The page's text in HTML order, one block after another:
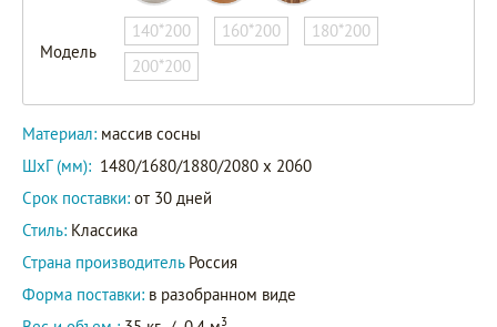
Модель
140*200 160*200
180*200
200*200
Материал: массив сосны
ШxГ (мм): 1480/1680/1880/2080 x 2060
Срок поставки: от 30 дней
Стиль: Классика
Страна производитель Россия
Форма поставки: в разобранном виде
3